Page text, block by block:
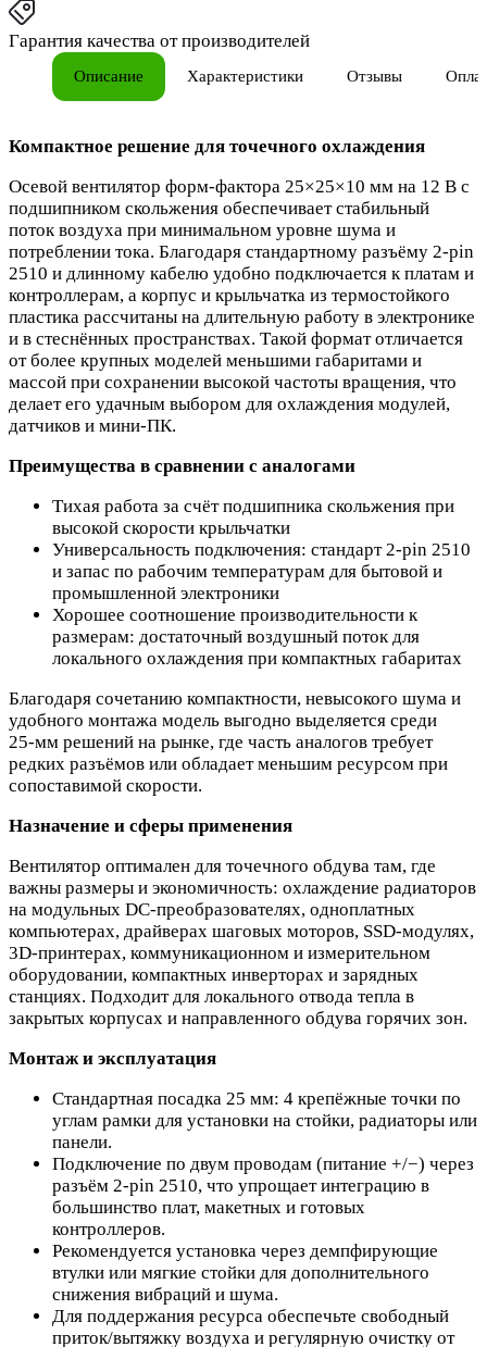
Гарантия качества от производителей
Описание Характеристики Отзывы
Компактное решение для точечного охлаждения
Осевой вентилятор форм‑фактора 25×25×10 мм на 12 В с
подшипником скольжения обеспечивает стабильный
поток воздуха при минимальном уровне шума и
потреблении тока. Благодаря стандартному разъёму 2‑pin
2510 и длинному кабелю удобно подключается к платам и
контроллерам, а корпус и крыльчатка из термостойкого
пластика рассчитаны на длительную работу в электронике
и в стеснённых пространствах. Такой формат отличается
от более крупных моделей меньшими габаритами и
массой при сохранении высокой частоты вращения, что
делает его удачным выбором для охлаждения модулей,
датчиков и мини‑ПК.
Преимущества в сравнении с аналогами
Тихая работа за счёт подшипника скольжения при
высокой скорости крыльчатки
Универсальность подключения: стандарт 2‑pin 2510
и запас по рабочим температурам для бытовой и
промышленной электроники
Хорошее соотношение производительности к
размерам: достаточный воздушный поток для
локального охлаждения при компактных габаритах
Благодаря сочетанию компактности, невысокого шума и
удобного монтажа модель выгодно выделяется среди
25‑мм решений на рынке, где часть аналогов требует
редких разъёмов или обладает меньшим ресурсом при
сопоставимой скорости.
Назначение и сферы применения
Вентилятор оптимален для точечного обдува там, где
важны размеры и экономичность: охлаждение радиаторов
на модульных DC‑преобразователях, одноплатных
компьютерах, драйверах шаговых моторов, SSD‑модулях,
3D‑принтерах, коммуникационном и измерительном
оборудовании, компактных инверторах и зарядных
станциях. Подходит для локального отвода тепла в
закрытых корпусах и направленного обдува горячих зон.
Монтаж и эксплуатация
Стандартная посадка 25 мм: 4 крепёжные точки по
углам рамки для установки на стойки, радиаторы или
панели.
Подключение по двум проводам (питание +/−) через
разъём 2‑pin 2510, что упрощает интеграцию в
большинство плат, макетных и готовых
контроллеров.
Рекомендуется установка через демпфирующие
втулки или мягкие стойки для дополнительного
снижения вибраций и шума.
Для поддержания ресурса обеспечьте свободный
приток/вытяжку воздуха и регулярную очистку от